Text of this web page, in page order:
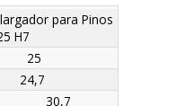
para Pinos
H7
25
24,7
30,7